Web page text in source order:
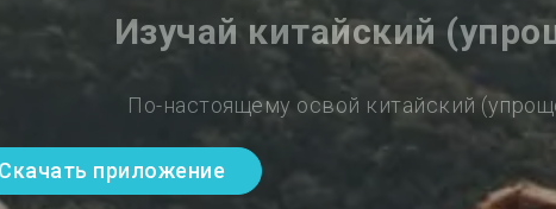
Изучай китайский
По-настоящему освой китайский
Скачать приложение